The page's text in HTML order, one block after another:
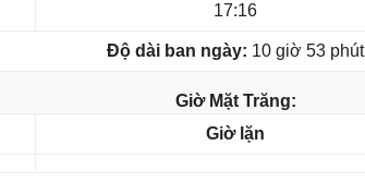
17:16
Độ dài ban ngày: 10 giờ 53 phút
Giờ Mặt Trăng:
Giờ lặn